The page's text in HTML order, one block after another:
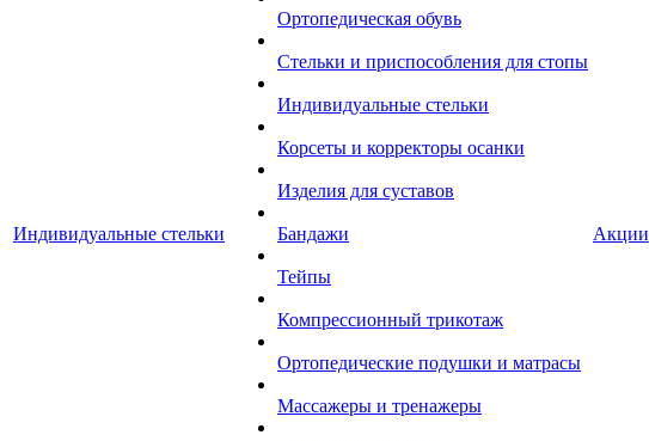
Индивидуальные стельки
Ортопедическая обувь
Стельки и приспособления для стопы
Индивидуальные стельки
Корсеты и корректоры осанки
Изделия для суставов
Бандажи
Тейпы
Компрессионный трикотаж
Ортопедические подушки и матрасы
Массажеры и тренажеры
Акции